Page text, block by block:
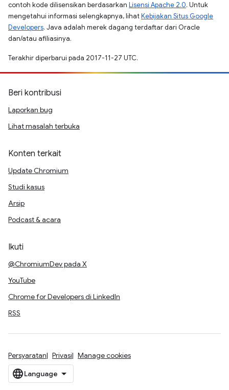
contoh kode dilisensikan berdasarkan Lisensi Apache 2.0. Untuk
mengetahui informasi selengkapnya, lihatKebijakan Situs Google
Developers. Java adalah merek dagang terdaftar dari Oracle
dan/atau afiliasinya.
Terakhir diperbarui pada 2017-11-27 UTC.
Beri kontribusi
Laporkan bug
Lihat masalah terbuka
Konten terkait
Update Chromium
Studi kasus
Arsip
Podcast & acara
Ikuti
@ChromiumDev pada X
YouTube
Chrome for Developers di LinkedIn
RSS
Persyaratan Privasi Manage cookies